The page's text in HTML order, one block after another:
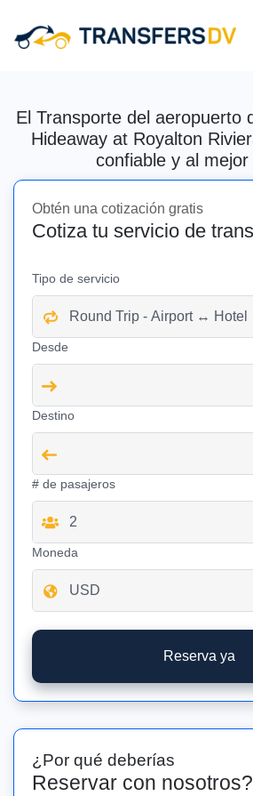
El Transporte del aeropuerto
Hideaway at Royalton
confiable y al mejor
Obtén una cotización gratis
Cotiza tu servicio de
Tipo de servicio
Desde
Destino
# de pasajeros
Moneda
Reserva ya
¿Por qué deberías
Reservar con nosotros?